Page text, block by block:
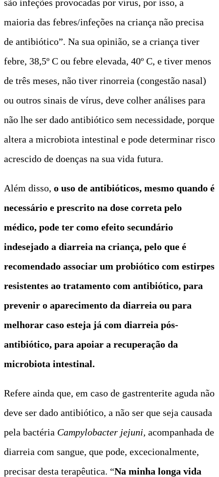
são infeções provocadas por vírus, por isso, a
maioria das febres/infeções na criança não precisa
de antibiótico”. Na sua opinião, se a criança tiver
febre, 38,5º C ou febre elevada, 40º C, e tiver menos
de três meses, não tiver rinorreia (congestão nasal)
ou outros sinais de vírus, deve colher análises para
não lhe ser dado antibiótico sem necessidade, porque
altera a microbiota intestinal e pode determinar risco
acrescido de doenças na sua vida futura.
Além disso, o uso de antibióticos, mesmo quando é
necessário e prescrito na dose correta pelo
médico, pode ter como efeito secundário
indesejado a diarreia na criança, pelo que é
recomendado associar um probiótico com estirpes
resistentes ao tratamento com antibiótico, para
prevenir o aparecimento da diarreia ou para
melhorar caso esteja já com diarreia pós-
antibiótico, para apoiar a recuperação da
microbiota intestinal.
Refere ainda que, em caso de gastrenterite aguda não
deve ser dado antibiótico, a não ser que seja causada
pela bactéria Campylobacter jejuni, acompanhada de
diarreia com sangue, que pode, excecionalmente,
precisar desta terapêutica. “Na minha longa vida